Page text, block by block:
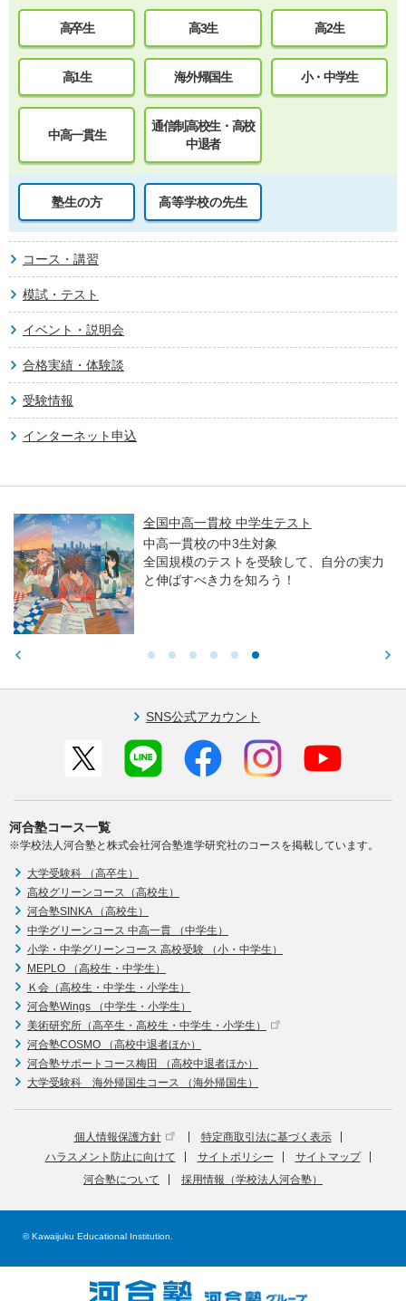
高卒生 高3生 高2生
高1生 海外帰国生 小・中学生
中高一貫生
通信制高校生・高校
中退者
塾生の方 高等学校の先生
コース・講習
模試・テスト
イベント・説明会
合格実績・体験談
受験情報
インターネット申込
全国中高一貫校 中学生テスト
中高一貫校の中3生対象
全国規模のテストを受験して、自分の実力
と伸ばすべき力を知ろう！
SNS公式アカウント
河合塾コース一覧
※学校法人河合塾と株式会社河合塾進学研究社のコースを掲載しています。
大学受験科 （高卒生）
高校グリーンコース（高校生）
河合塾SINKA （高校生）
中学グリーンコース 中高一貫 （中学生）
小学・中学グリーンコース 高校受験 （小・中学生）
MEPLO （高校生・中学生）
Ｋ会（高校生・中学生・小学生）
河合塾Wings （中学生・小学生）
美術研究所（高卒生・高校生・中学生・小学生）
河合塾COSMO （高校中退者ほか）
河合塾サポートコース梅田 （高校中退者ほか）
大学受験科 海外帰国生コース （海外帰国生）
個人情報保護方針
特定商取引法に基づく表示
ハラスメント防止に向けて
サイトポリシー
サイトマップ
河合塾について
採用情報（学校法人河合塾）
© Kawaijuku Educational Institution.